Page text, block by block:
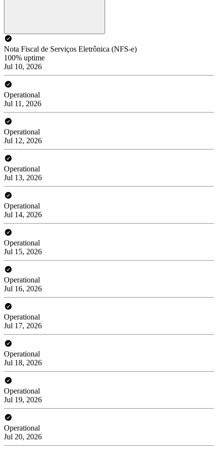
Nota Fiscal de Serviços Eletrônica (NFS-e)
100% uptime
Jul 10, 2026
Operational
Jul 11, 2026
Operational
Jul 12, 2026
Operational
Jul 13, 2026
Operational
Jul 14, 2026
Operational
Jul 15, 2026
Operational
Jul 16, 2026
Operational
Jul 17, 2026
Operational
Jul 18, 2026
Operational
Jul 19, 2026
Operational
Jul 20, 2026